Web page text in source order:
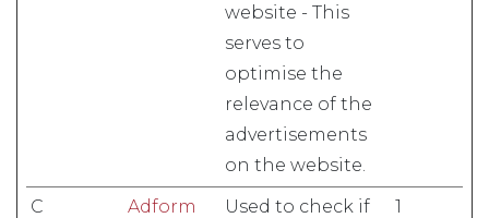
website - This
serves to
optimise the
relevance of the
advertisements
on the website.
C Adform
Used to check if
1